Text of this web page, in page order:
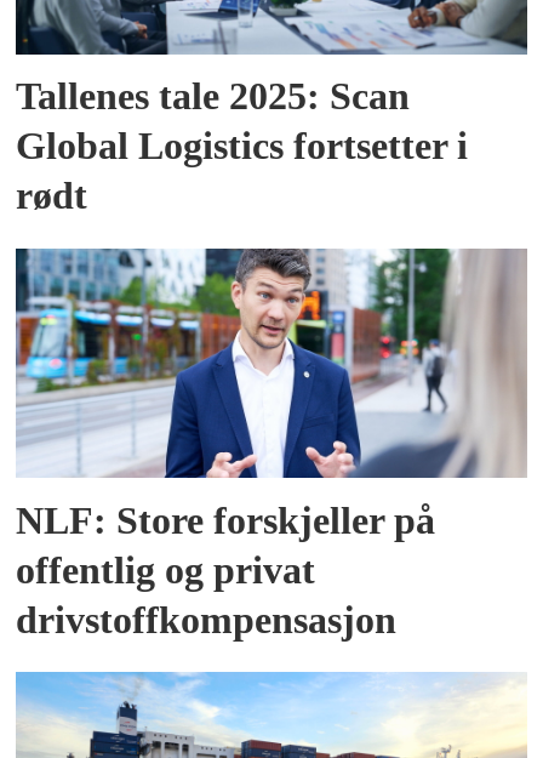
Tallenes tale 2025: Scan
Global Logistics fortsetter i
rødt
NLF: Store forskjeller på
offentlig og privat
drivstoffkompensasjon